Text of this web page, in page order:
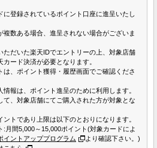
に登録されているポイント口座に進呈いたし
複数ある場合、進呈されない場合がございま
ただいた楽天IDでエントリーの上、対象店舗
ード決済が必要となります。
は、ポイント獲得・履歴画面でご確認くださ
情報は、ポイント進呈のために利用します。
て、対象店舗にてご購入された方が対象とな
トであり上限は以下のとおりになります。
月間5,000～15,000ポイント(対象カードによ
イントアッププログラム
より確認下さい。)